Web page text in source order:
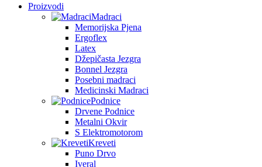
Proizvodi
Madraci
Memorijska Pjena
Ergoflex
Latex
Džepičasta Jezgra
Bonnel Jezgra
Posebni madraci
Medicinski Madraci
Podnice
Drvene Podnice
Metalni Okvir
S Elektromotorom
Kreveti
Puno Drvo
Iveral